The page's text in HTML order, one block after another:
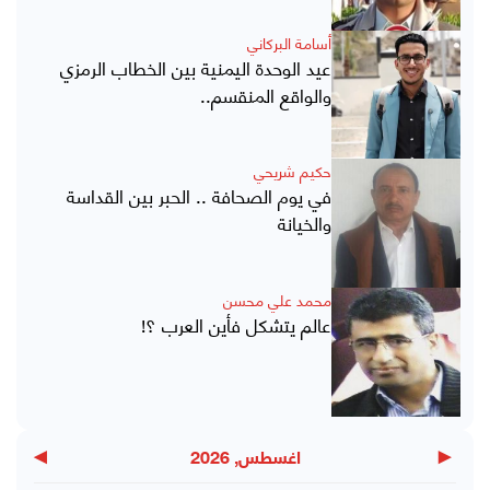
أسامة البركاني
عيد الوحدة اليمنية بين الخطاب الرمزي
والواقع المنقسم..
حكيم شريحي
في يوم الصحافة .. الحبر بين القداسة
والخيانة
محمد علي محسن
عالم يتشكل فأين العرب ؟!
◀ اغسطس, 2026 ▶